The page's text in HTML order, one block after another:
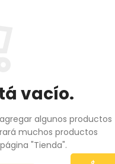
vacío.
algunos productos
muchos productos
"Tienda".